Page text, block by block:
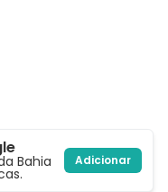
Bahia Adicionar